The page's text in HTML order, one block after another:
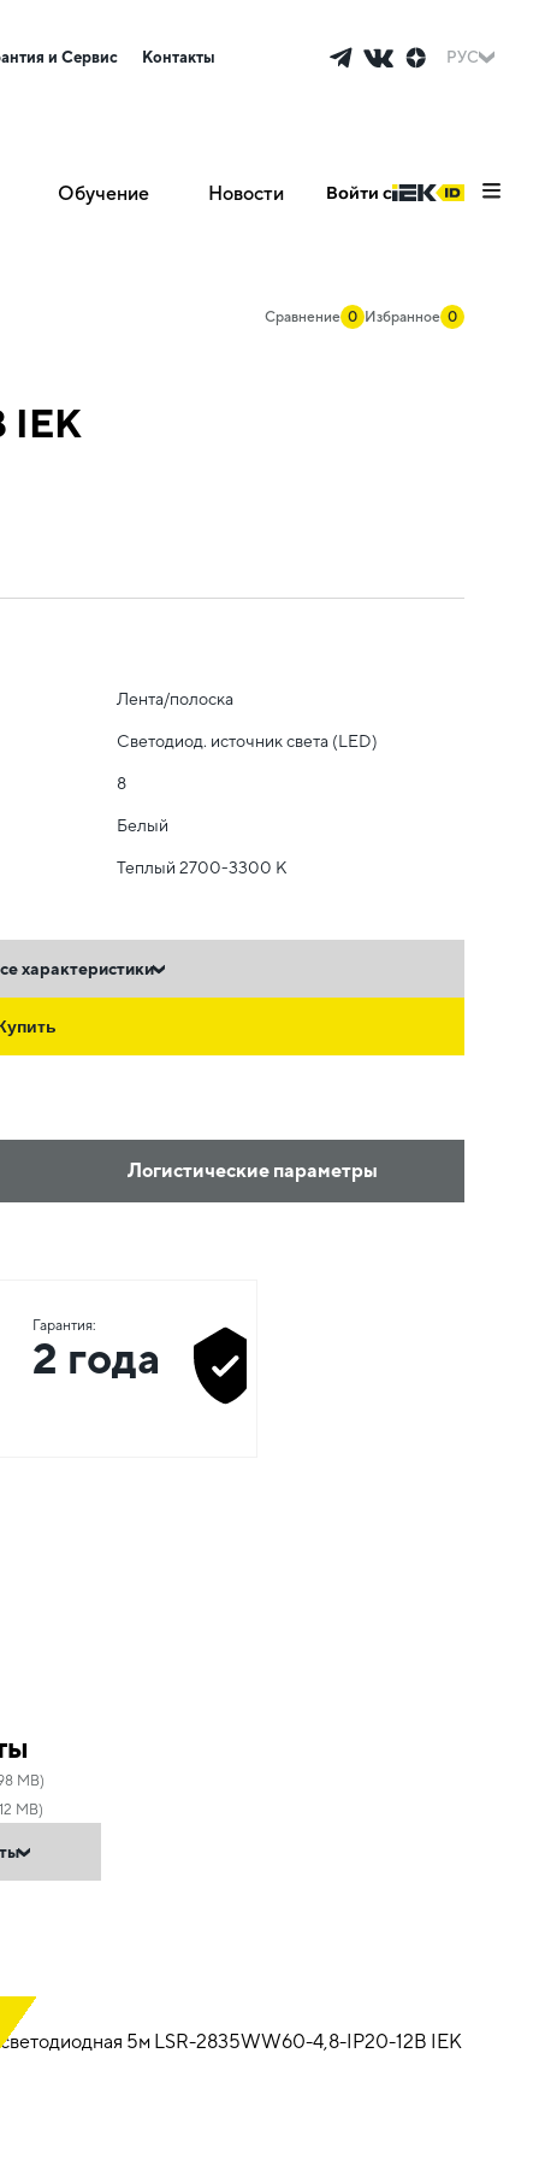
и Сервис Контакты РУС
Обучение Новости Войти с
Сравнение 0 Избранное 0
IEK
Лента/полоска
Светодиод. источник света (LED)
8
Белый
Теплый 2700-3300 К
характеристики
Логистические параметры
Гарантия:
2 года
MB)
MB)